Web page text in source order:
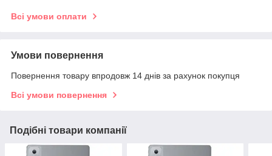
Всі умови оплати
Умови повернення
Повернення товару впродовж 14 днів за рахунок покупця
Всі умови повернення
Подібні товари компанії